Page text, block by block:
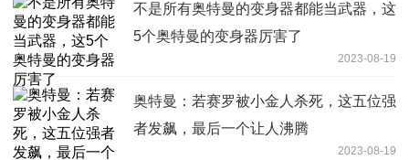
不是所有奥特曼的变身器都能当武器，这
5个奥特曼的变身器厉害了
2023-08-19
奥特曼：若赛罗被小金人杀死，这五位强
者发飙，最后一个让人沸腾
2023-08-19